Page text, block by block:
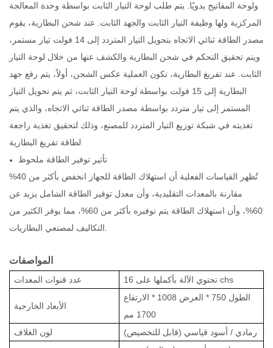
ولوحة المفاتيح يدويًا. يتم طلب لوحة التيار الثابت بواسطة وحدة المعالجة
المركزية ولها وظيفة التيار الثابت والجهد الثابت. عند شحن البطارية، يقوم
مصدر الطاقة ثنائي الاتجاه بتحويل التيار المتردد إلى 14 فولت تيار مستمر،
ويتم تحقيق التحكم في شحن البطارية والكشف عنها من خلال لوحة التيار
الثابت. عند تفريغ البطارية، تكون العملية عكس الشحن، أولاً، يتم رفع جهد
البطارية إلى 15 فولت بواسطة لوحة التيار الثابت، ثم يتم تحويل التيار
المستمر إلى تيار متردد بواسطة مصدر الطاقة ثنائي الاتجاه، والذي يتم
تغذيته في شبكة توزيع التيار المتردد للمصنع، وذلك لتحقيق تغذية راجعة
لطاقة تفريغ البطارية
تأثير توفير الطاقة ملحوظ
تُظهر القياسات الفعلية أن استهلاك الطاقة للجهاز انخفض بأكثر من 40%
مقارنة بالمعدات التقليدية، وأن معدل توفير الطاقة الشامل يزيد عن
60%، وأن استهلاك الطاقة يتم توفيره بأكثر من 60%، مما يوفر الكثير من
التكاليف لمصنعي البطاريات.
المواصفات
عدد قنوات المعدات تحتوي الآلة بأكملها على 16chs
الأبعاد الخارجية
الطول 750 * العرض 1008 * الارتفاع
1700 مم
لون الغلاف
رمادي / أسود قياسي (قابل للتخصيص)